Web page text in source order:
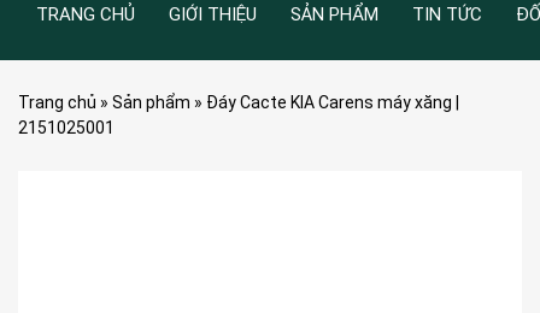
TRANG CHỦ GIỚI THIỆU SẢN PHẨM TIN TỨC
Trang chủ » Sản phẩm » Đáy Cacte KIA Carens máy xăng |
2151025001